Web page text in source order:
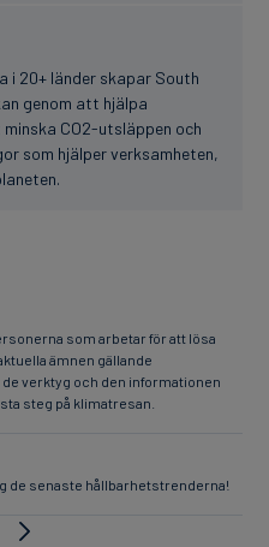
i 20+ länder skapar South
genom att hjälpa
CO2-utsläppen och
som hjälper verksamheten,
som arbetar för att lösa
ämnen gällande
verktyg och den informationen
steg på klimatresan.
de senaste hållbarhetstrenderna!